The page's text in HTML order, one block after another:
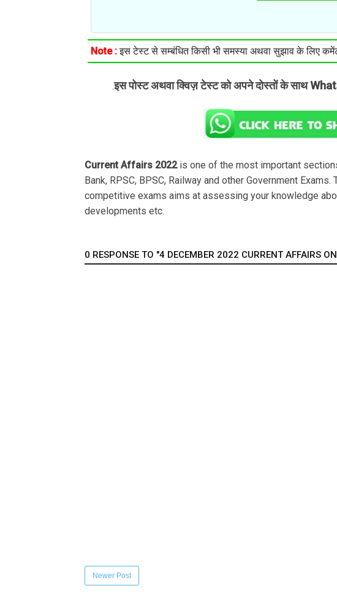
Note :इस टेस्ट से सम्बंधित किसी भी समस्या अथवा सुझाव के लिए
.इस पोस्ट अथवा क्विज़ टेस्ट को अपने दोस्तों के साथ
Current Affairs 2022is one of the most important
Bank, RPSC, BPSC, Railway and other Government
competitive exams aims at assessing your knowledge
developments etc.
0 RESPONSE TO "4 DECEMBER 2022 CURRENT AFFAIRS
Newer Post